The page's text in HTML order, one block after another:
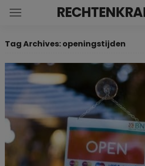
Tag Archives: openingstijden